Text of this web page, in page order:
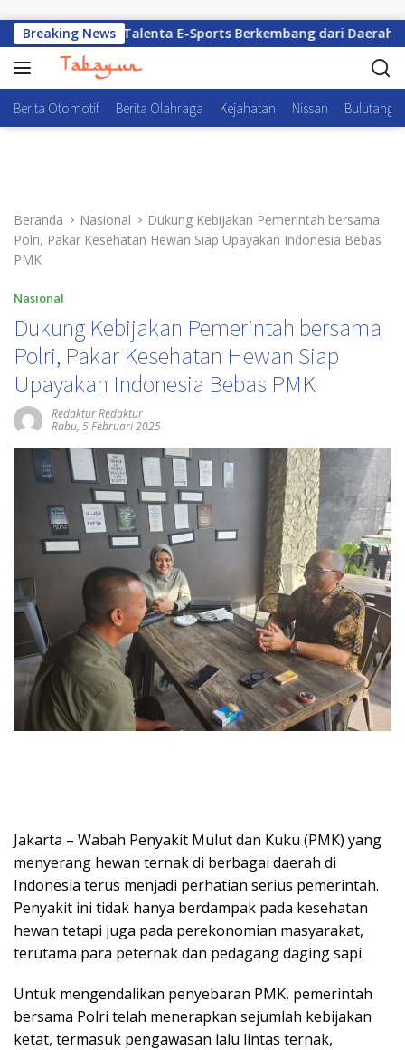
Breaking NewsTalenta E-Sports Berkembang dari Daerah
Berita Otomotif Berita Olahraga Kejahatan Nissan
Beranda Nasional
Dukung Kebijakan Pemerintah bersama
Polri, Pakar Kesehatan Hewan Siap Upayakan Indonesia Bebas
PMK
Nasional
Dukung Kebijakan Pemerintah bersama
Polri, Pakar Kesehatan Hewan Siap
Upayakan Indonesia Bebas PMK
Redaktur Redaktur
Rabu, 5 Februari 2025
Jakarta – Wabah Penyakit Mulut dan Kuku (PMK) yang
menyerang hewan ternak di berbagai daerah di
Indonesia terus menjadi perhatian serius pemerintah.
Penyakit ini tidak hanya berdampak pada kesehatan
hewan tetapi juga pada perekonomian masyarakat,
terutama para peternak dan pedagang daging sapi.
Untuk mengendalikan penyebaran PMK, pemerintah
bersama Polri telah menerapkan sejumlah kebijakan
ketat, termasuk pengawasan lalu lintas ternak,